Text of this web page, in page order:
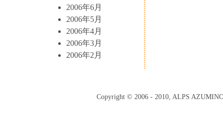
2006年6月
2006年5月
2006年4月
2006年3月
2006年2月
Copyright © 2006 - 2010, ALPS